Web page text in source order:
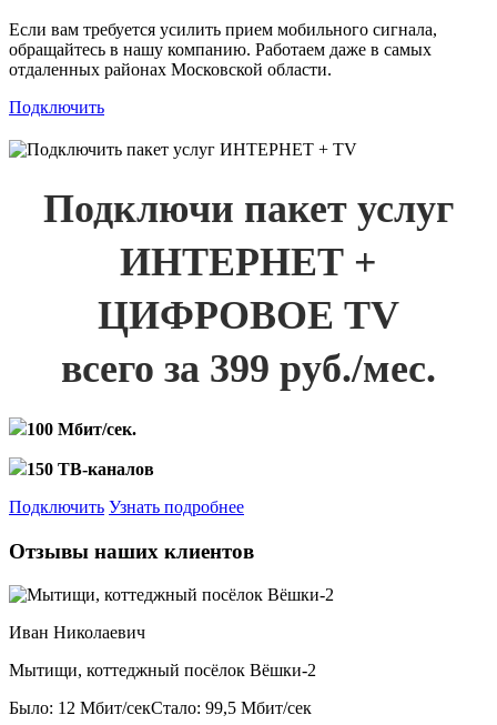
Если вам требуется усилить прием мобильного сигнала,
обращайтесь в нашу компанию. Работаем даже в самых
отдаленных районах Московской области.
Подключить
Подключи пакет услуг
ИНТЕРНЕТ +
ЦИФРОВОЕ TV
всего за 399 руб./мес.
100 Мбит/сек.
150 ТВ-каналов
Подключить Узнать подробнее
Отзывы наших клиентов
Иван Николаевич
Мытищи, коттеджный посёлок Вёшки-2
Было: 12 Мбит/секСтало: 99,5 Мбит/сек